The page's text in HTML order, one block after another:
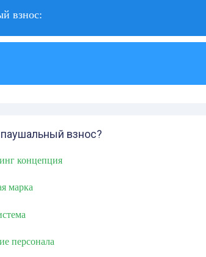
взнос:
взнос?
концепция
марка
персонала